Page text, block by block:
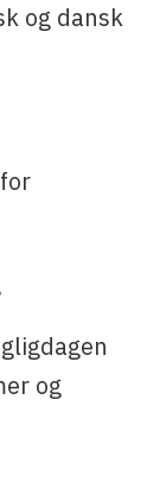
og dansk
og